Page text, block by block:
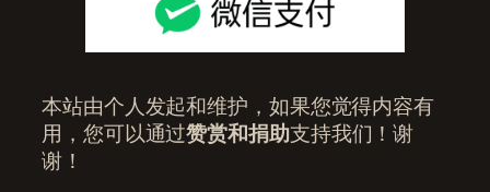
本站由个人发起和维护，如果您觉得内容有
用，您可以通过赞赏和捐助支持我们！谢
谢！